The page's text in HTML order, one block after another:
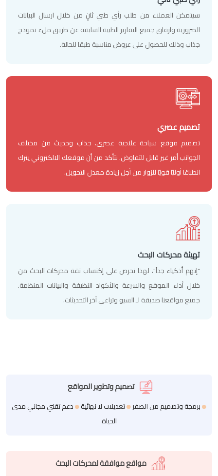
سيتمكن العملاء من طلب رأي طبي ثانٍ من خلال ارسال البيانات
الضرورية وارفاق جميع التقارير الطبية السابقة عن طريق ملء نموذج
جذاب وذلك للحصول على عروض مناسبة طبقا للحالة.
تصميم عصري
تصميم موقع سياحة علاجية عصري، جذاب وحديث من مختلف
الجوانب أمر غير قابل للتفاوض. نتأكد من أن موقعك الالكتروني يترك
انطباعًا أوليًا قويًا للزوار من أجل زيادة معدل التحويل.
تهيئة محركات البحث
"إنهم أذكياء جداً"، لهذا نحرص على إكتساب ثقة محركات البحث من
خلال أداء الموقع والسرعة والأكواد النظيفة والبيانات المنظمة.
جميع مواقعنا صديقة لـ السيو وتراعي آخر التحديثات.
تصميم وتطوير المواقع
برمجة وتصميم من الصفر تعديلات لا نهائية
دعم تقني مجاني مدى
الحياة
مواقع موافقة لمحركات البحث